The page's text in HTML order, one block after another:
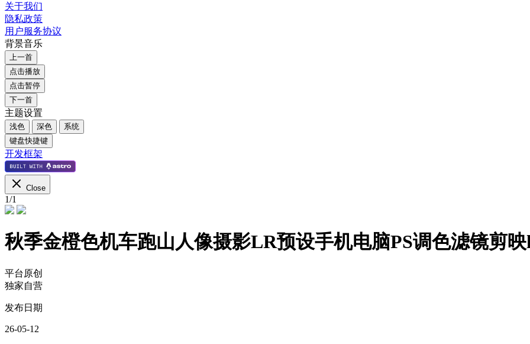
关于我们
隐私政策
用户服务协议
背景音乐
上一首
点击播放
点击暂停
下一首
主题设置
浅色 深色
系统
键盘快捷键
开发框架
Close
1/1
秋季金橙色机车跑山人像摄影LR预设手机电脑PS调色滤镜剪
平台原创
独家自营
发布日期
26-05-12